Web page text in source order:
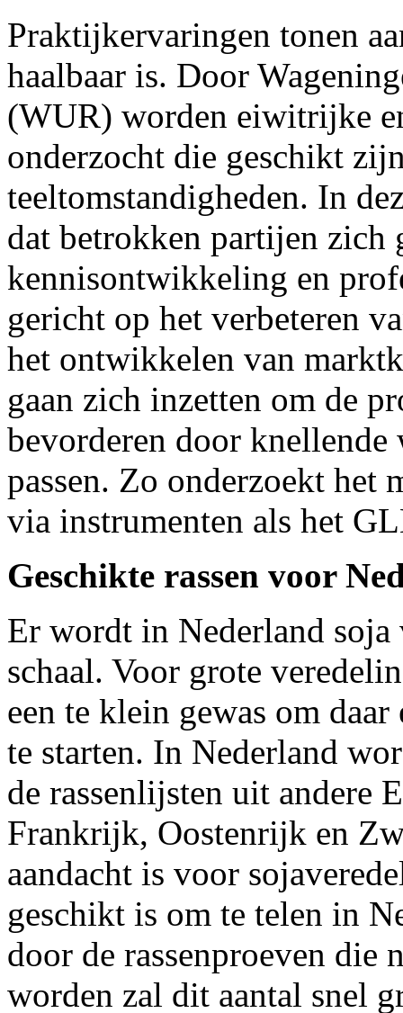
Praktijkervaringen tonen
haalbaar is. Door
(WUR) worden eiwitrijke
onderzocht die geschikt
teeltomstandigheden. In
dat betrokken partijen zich
kennisontwikkeling en
gericht op het verbeteren
het ontwikkelen van
gaan zich inzetten om de
bevorderen door knellende
passen. Zo onderzoekt het
via instrumenten als het
Geschikte rassen voor
Er wordt in Nederland soja
schaal. Voor grote
een te klein gewas om
te starten. In Nederland
de rassenlijsten uit andere
Frankrijk, Oostenrijk en
aandacht is voor
geschikt is om te telen in
door de rassenproeven
worden zal dit aantal snel